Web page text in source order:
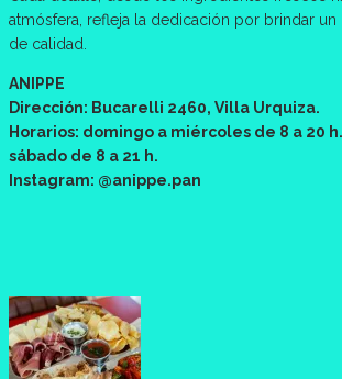
atmósfera, refleja la dedicación por brindar
de calidad.
ANIPPE
Dirección: Bucarelli 2460, Villa Urquiza.
Horarios: domingo a miércoles de 8 a 20
sábado de 8 a 21 h.
Instagram: @anippe.pan